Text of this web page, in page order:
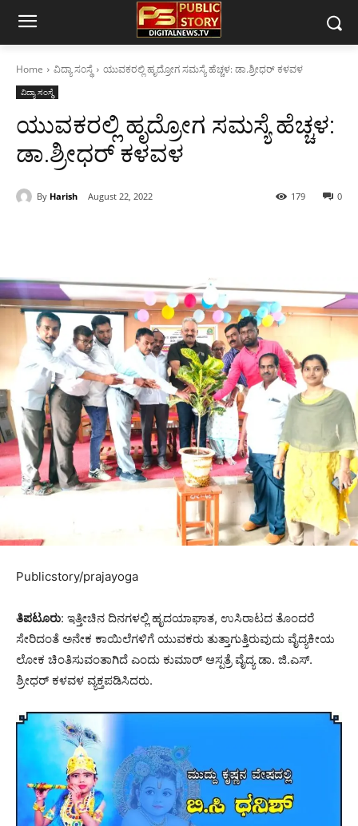
Home ವಿದ್ಯಾ ಸಂಸ್ಥೆ ಯುವಕರಲ್ಲಿ ಹೃದ್ರೋಗ ಸಮಸ್ಯೆ ಹೆಚ್ಚಳ: ಡಾ.ಶ್ರೀಧರ್ ಕಳವಳ
ವಿದ್ಯಾ ಸಂಸ್ಥೆ
ಯುವಕರಲ್ಲಿ ಹೃದ್ರೋಗ ಸಮಸ್ಯೆ ಹೆಚ್ಚಳ:
ಡಾ.ಶ್ರೀಧರ್ ಕಳವಳ
By Harish August 22, 2022 0
179
Publicstory/prajayoga
ತಿಪಟೂರು: ಇತ್ತೀಚಿನ ದಿನಗಳಲ್ಲಿ ಹೃದಯಾಘಾತ, ಉಸಿರಾಟದ ತೊಂದರೆ
ಸೇರಿದಂತೆ ಅನೇಕ ಕಾಯಿಲೆಗಳಿಗೆ ಯುವಕರು ತುತ್ತಾಗುತ್ತಿರುವುದು ವೈದ್ಯಕೀಯ
ಲೋಕ ಚಿಂತಿಸುವಂತಾಗಿದೆ ಎಂದು ಕುಮಾರ್ ಆಸ್ಪತ್ರೆ ವೈದ್ಯ ಡಾ. ಜಿ.ಎಸ್.
ಶ್ರೀಧರ್ ಕಳವಳ ವ್ಯಕ್ತಪಡಿಸಿದರು.